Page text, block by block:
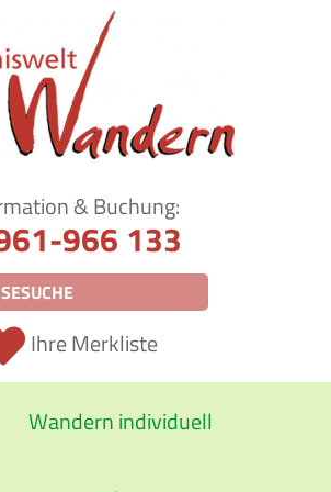
& Buchung:
966 133
Ihre Merkliste
Wandern individuell